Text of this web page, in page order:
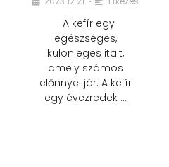
A kefír egy
egészséges,
különleges italt,
amely számos
előnnyel jár. A kefír
egy évezredek …